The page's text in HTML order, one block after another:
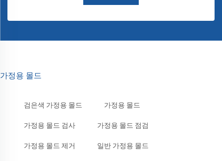
가정용 몰드
검은색 가정용 몰드 가정용 몰드
가정용 몰드 검사 가정용 몰드 점검
가정용 몰드 제거 일반 가정용 몰드